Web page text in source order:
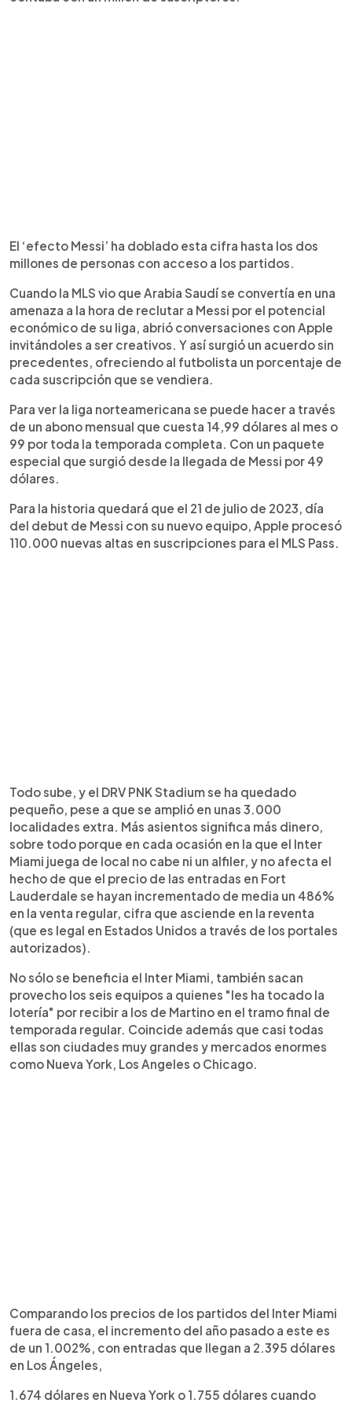
El ‘efecto Messi’ ha doblado esta cifra hasta los dos
millones de personas con acceso a los partidos.
Cuando la MLS vio que Arabia Saudí se convertía en una
amenaza a la hora de reclutar a Messi por el potencial
económico de su liga, abrió conversaciones con Apple
invitándoles a ser creativos. Y así surgió un acuerdo sin
precedentes, ofreciendo al futbolista un porcentaje de
cada suscripción que se vendiera.
Para ver la liga norteamericana se puede hacer a través
de un abono mensual que cuesta 14,99 dólares al mes o
99 por toda la temporada completa. Con un paquete
especial que surgió desde la llegada de Messi por 49
dólares.
Para la historia quedará que el 21 de julio de 2023, día
del debut de Messi con su nuevo equipo, Apple procesó
110.000 nuevas altas en suscripciones para el MLS Pass.
Todo sube, y el DRV PNK Stadium se ha quedado
pequeño, pese a que se amplió en unas 3.000
localidades extra. Más asientos significa más dinero,
sobre todo porque en cada ocasión en la que el Inter
Miami juega de local no cabe ni un alfiler, y no afecta el
hecho de que el precio de las entradas en Fort
Lauderdale se hayan incrementado de media un 486%
en la venta regular, cifra que asciende en la reventa
(que es legal en Estados Unidos a través de los portales
autorizados).
No sólo se beneficia el Inter Miami, también sacan
provecho los seis equipos a quienes "les ha tocado la
lotería" por recibir a los de Martino en el tramo final de
temporada regular. Coincide además que casi todas
ellas son ciudades muy grandes y mercados enormes
como Nueva York, Los Angeles o Chicago.
Comparando los precios de los partidos del Inter Miami
fuera de casa, el incremento del año pasado a este es
de un 1.002%, con entradas que llegan a 2.395 dólares
en Los Ángeles,
1.674 dólares en Nueva York o 1.755 dólares cuando